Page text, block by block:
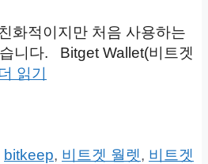
화적이지만 처음 사용하는
니다. Bitget Wallet(비트겟
더 읽기
bitkeep, 비트겟 월렛, 비트겟